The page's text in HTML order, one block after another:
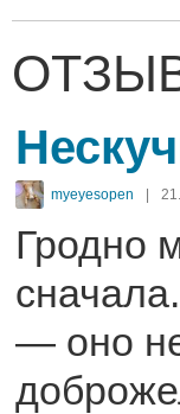
myeyesopen |
Гродно
— оно